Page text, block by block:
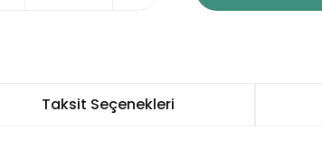
Taksit Seçenekleri